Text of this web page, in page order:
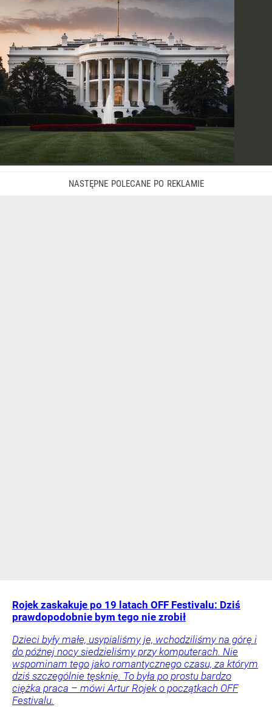
Rojek zaskakuje po 19 latach OFF Festivalu: Dziś
prawdopodobnie bym tego nie zrobił
Dzieci były małe, usypialiśmy je, wchodziliśmy na górę i
do późnej nocy siedzieliśmy przy komputerach. Nie
wspominam tego jako romantycznego czasu, za którym
dziś szczególnie tęsknię. To była po prostu bardzo
ciężka praca – mówi Artur Rojek o początkach OFF
Festivalu.